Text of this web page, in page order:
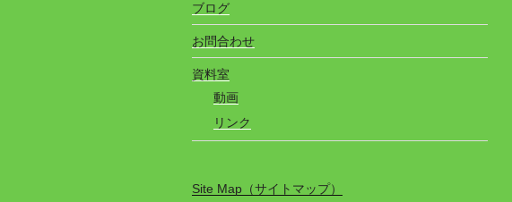
ブログ
お問合わせ
資料室
動画
リンク
Site Map（サイトマップ）